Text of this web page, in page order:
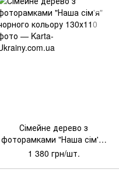
Сімейне дерево з
фоторамками "Наша сім'я"
чорного кольору 130х110
1 380 грн/шт.